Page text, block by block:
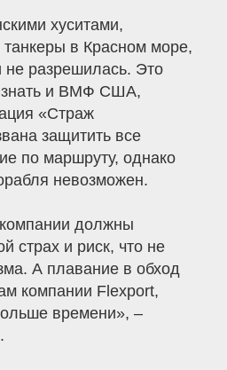
хуситами,
в Красном море,
не разрешилась. Это
и ВМФ США,
«Страж
защитить все
по маршруту, однако
невозможен.
должны
страх и риск, что не
А плавание в обход
компании Flexport,
времени», –